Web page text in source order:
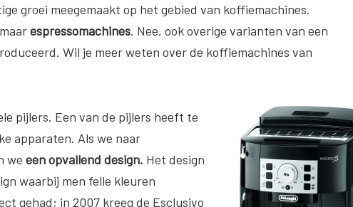
groei meegemaakt op het gebied van koffiemachines.
espressomachines. Nee, ook overige varianten van een
Wil je meer weten over de koffiemachines van
pijlers. Een van de pijlers heeft te
apparaten. Als we naar
we een opvallend design. Het design
waarbij men felle kleuren
gehad; in 2007 kreeg de Esclusivo